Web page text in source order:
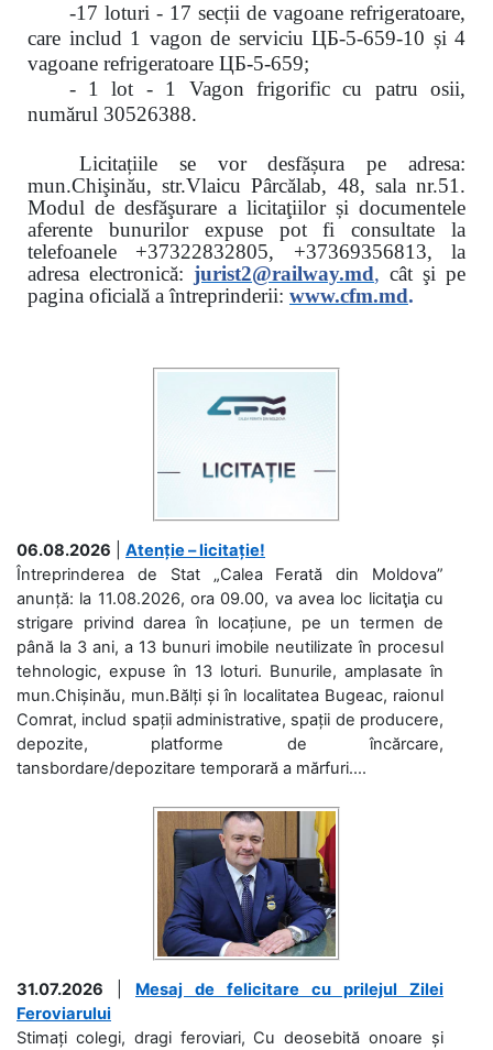
-17 loturi - 17 secții de vagoane refrigeratoare,
care includ 1 vagon de serviciu ЦБ-5-659-10 și 4
vagoane refrigeratoare ЦБ-5-659;
- 1 lot - 1 Vagon frigorific cu patru osii,
numărul 30526388.
Licitațiile se vor desfășura pe adresa:
mun.Chişinău, str.Vlaicu Pârcălab, 48, sala nr.51.
Modul de desfăşurare a licitaţiilor și documentele
aferente bunurilor expuse pot fi consultate la
telefoanele +37322832805, +37369356813, la
adresa electronică: jurist2@railway.md, cât şi pe
pagina oficială a întreprinderii: www.cfm.md.
06.08.2026
Atenție – licitație!
Întreprinderea de Stat „Calea Ferată din Moldova”
anunță: la 11.08.2026, ora 09.00, va avea loc licitaţia cu
strigare privind darea în locațiune, pe un termen de
până la 3 ani, a 13 bunuri imobile neutilizate în procesul
tehnologic, expuse în 13 loturi. Bunurile, amplasate în
mun.Chișinău, mun.Bălți și în localitatea Bugeac, raionul
Comrat, includ spații administrative, spații de producere,
depozite, platforme de încărcare,
tansbordare/depozitare temporară a mărfuri....
31.07.2026
Mesaj de felicitare cu prilejul Zilei
Feroviarului
Stimați colegi, dragi feroviari, Cu deosebită onoare și